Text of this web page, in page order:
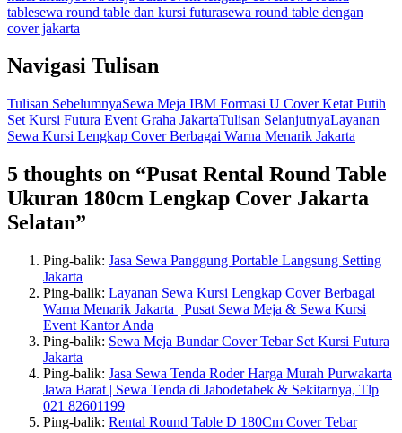
tablesewa round table dan kursi futurasewa round table dengan
cover jakarta
Navigasi Tulisan
Tulisan SebelumnyaSewa Meja IBM Formasi U Cover Ketat Putih
Set Kursi Futura Event Graha JakartaTulisan SelanjutnyaLayanan
Sewa Kursi Lengkap Cover Berbagai Warna Menarik Jakarta
5 thoughts on “Pusat Rental Round Table
Ukuran 180cm Lengkap Cover Jakarta
Selatan”
Ping-balik: Jasa Sewa Panggung Portable Langsung Setting
Jakarta
Ping-balik: Layanan Sewa Kursi Lengkap Cover Berbagai
Warna Menarik Jakarta | Pusat Sewa Meja & Sewa Kursi
Event Kantor Anda
Ping-balik: Sewa Meja Bundar Cover Tebar Set Kursi Futura
Jakarta
Ping-balik: Jasa Sewa Tenda Roder Harga Murah Purwakarta
Jawa Barat | Sewa Tenda di Jabodetabek & Sekitarnya, Tlp
021 82601199
Ping-balik: Rental Round Table D 180Cm Cover Tebar